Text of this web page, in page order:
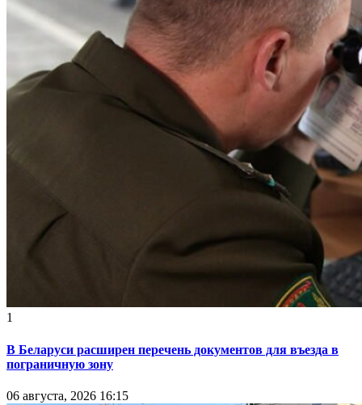
1
В Беларуси расширен перечень документов для въезда в
пограничную зону
06 августа, 2026 16:15